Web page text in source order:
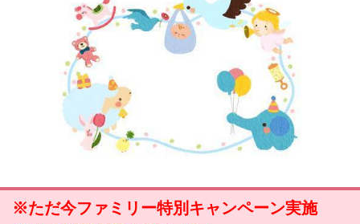
※ただ今ファミリー特別キャンペーン実施